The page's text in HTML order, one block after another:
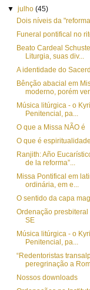
▼julho(45)
Dois níveis da
Funeral pontifical no
Beato Cardeal
Liturgia, suas div...
A identidade do
Bênção abacial em
moderno, porém ver...
Música litúrgica - o
Penitencial, pa...
O que a Missa NÃO é
O que é
Ranjith: Año
de la reforma”...
Missa Pontifical em
ordinária, em e...
O sentido da capa
Ordenação presbiteral
SE
Música litúrgica - o
Penitencial, pa...
“Redentoristas
peregrinação a
Nossos downloads